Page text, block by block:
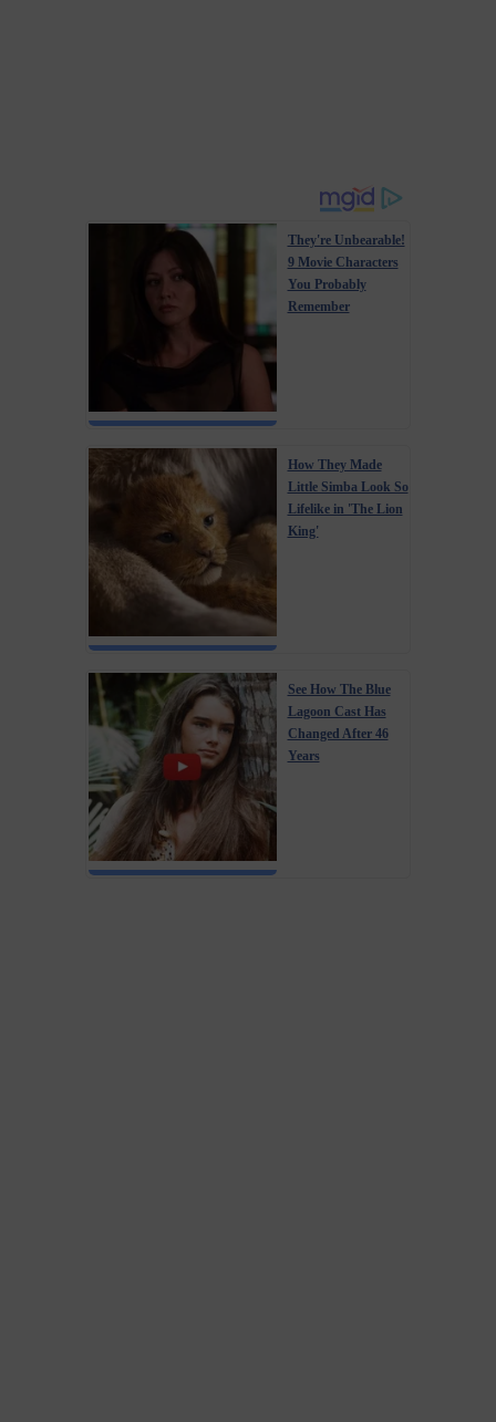
They're Unbearable!
9 Movie Characters
You Probably
Remember
How They Made
Little Simba Look So
Lifelike in 'The Lion
King'
See How The Blue
Lagoon Cast Has
Changed After 46
Years